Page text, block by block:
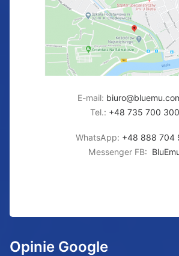
E-mail:
Tel.: +48 735 700 300
WhatsApp: +48 888 704
Messenger FB:
Opinie Google